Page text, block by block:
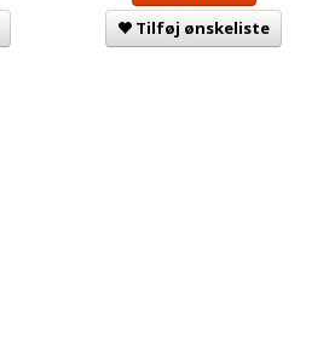
Tilføj ønskeliste